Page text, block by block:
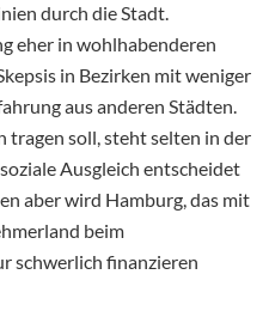
durch die Stadt.
eher in wohlhabenderen
in Bezirken mit weniger
aus anderen Städten.
soll, steht selten in der
Ausgleich entscheidet
aber wird Hamburg, das mit
beim
schwerlich finanzieren